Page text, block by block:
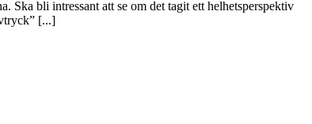
Ska bli intressant att se om det tagit ett helhetsperspektiv
[...]